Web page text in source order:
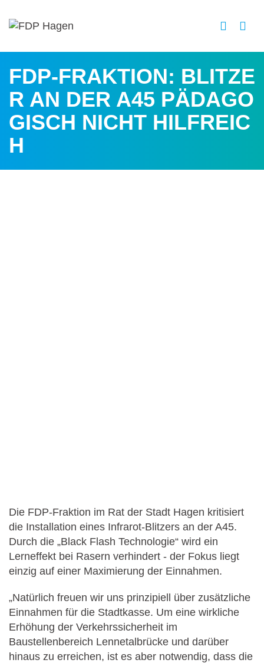
FDP-FRAKTION: BLITZE
R AN DER A45 PÄDAGO
GISCH NICHT HILFREIC
H
Die FDP-Fraktion im Rat der Stadt Hagen kritisiert
die Installation eines Infrarot-Blitzers an der A45.
Durch die „Black Flash Technologie“ wird ein
Lerneffekt bei Rasern verhindert - der Fokus liegt
einzig auf einer Maximierung der Einnahmen.
„Natürlich freuen wir uns prinzipiell über zusätzliche
Einnahmen für die Stadtkasse. Um eine wirkliche
Erhöhung der Verkehrssicherheit im
Baustellenbereich Lennetalbrücke und darüber
hinaus zu erreichen, ist es aber notwendig, dass die